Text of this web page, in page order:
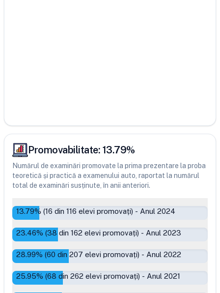
Promovabilitate: 13.79%
Numărul de examinări promovate la prima prezentare la proba
teoretică și practică a examenului auto, raportat la numărul
total de examinări susținute, în anii anteriori.
13.79% (16 din 116 elevi promovați) - Anul 2024
23.46% (38 din 162 elevi promovați) - Anul 2023
28.99% (60 din 207 elevi promovați) - Anul 2022
25.95% (68 din 262 elevi promovați) - Anul 2021